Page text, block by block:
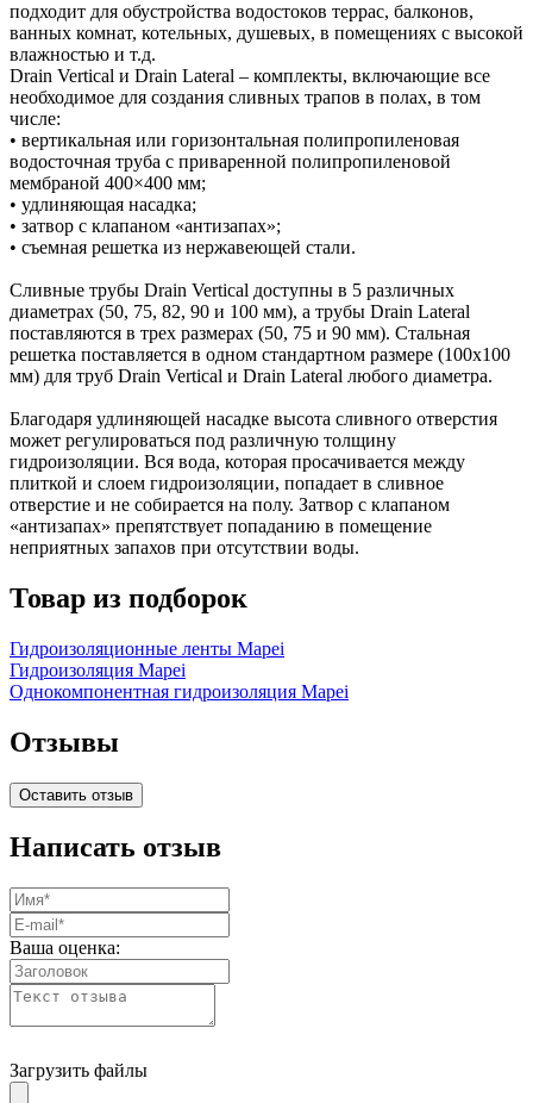
подходит для обустройства водостоков террас, балконов,
ванных комнат, котельных, душевых, в помещениях с высокой
влажностью и т.д.
Drain Vertical и Drain Lateral – комплекты, включающие все
необходимое для создания сливных трапов в полах, в том
числе:
• вертикальная или горизонтальная полипропиленовая
водосточная труба с приваренной полипропиленовой
мембраной 400×400 мм;
• удлиняющая насадка;
• затвор с клапаном «антизапах»;
• съемная решетка из нержавеющей стали.
Сливные трубы Drain Vertical доступны в 5 различных
диаметрах (50, 75, 82, 90 и 100 мм), а трубы Drain Lateral
поставляются в трех размерах (50, 75 и 90 мм). Стальная
решетка поставляется в одном стандартном размере (100х100
мм) для труб Drain Vertical и Drain Lateral любого диаметра.
Благодаря удлиняющей насадке высота сливного отверстия
может регулироваться под различную толщину
гидроизоляции. Вся вода, которая просачивается между
плиткой и слоем гидроизоляции, попадает в сливное
отверстие и не собирается на полу. Затвор с клапаном
«антизапах» препятствует попаданию в помещение
неприятных запахов при отсутствии воды.
Товар из подборок
Гидроизоляционные ленты Mapei
Гидроизоляция Mapei
Однокомпонентная гидроизоляция Mapei
Отзывы
Оставить отзыв
Написать отзыв
Ваша оценка:
Загрузить файлы